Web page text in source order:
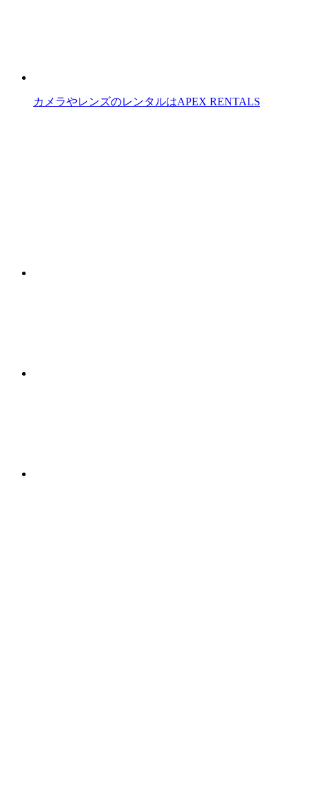
カメラやレンズのレンタルはAPEX RENTALS